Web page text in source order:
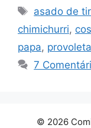
Tags
asado de
chimichurri,
papa, provoleta
7
© 2026